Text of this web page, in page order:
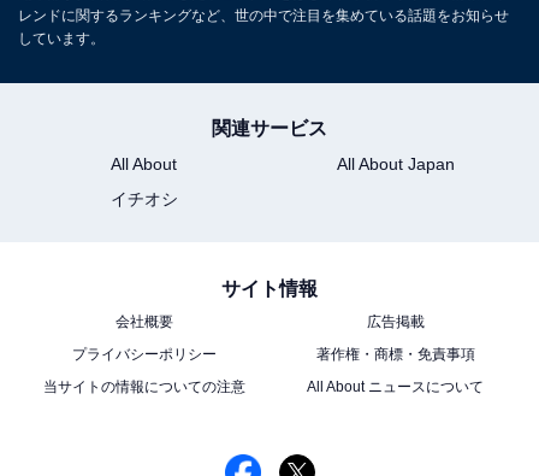
レンドに関するランキングなど、世の中で注目を集めている話題をお知らせ
しています。
関連サービス
All About
All About Japan
イチオシ
サイト情報
会社概要
広告掲載
プライバシーポリシー
著作権・商標・免責事項
当サイトの情報についての注意
All About ニュースについて